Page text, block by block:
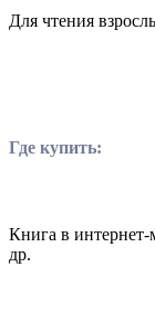
Для чтения
Где купить:
Книга в интернет-
др.